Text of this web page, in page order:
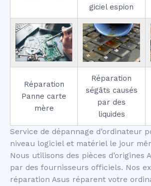
giciel espion
Réparation
Panne carte
mère
Réparation
ségâts causés
par des
liquides
Service de dépannage d’ordinateur
niveau logiciel et matériel le jour
Nous utilisons des pièces d’origines
par des fournisseurs officiels. Nos
réparation Asus réparent votre